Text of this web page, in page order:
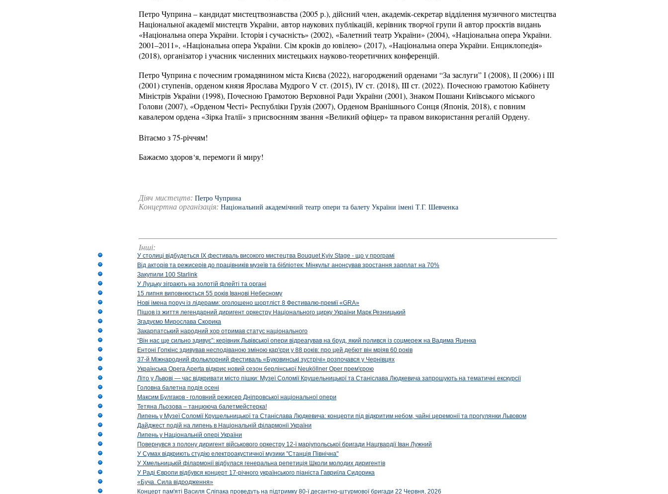
Петро Чуприна – кандидат мистецтвознавства (2005 р.), дійсний член, академік-секретар відділення музичного мистецтва
Національної академії мистецтв України, автор наукових публікацій, керівник творчої групи й автор проєктів видань
«Національна опера України. Історія і сучасність» (2002), «Балетний театр України» (2004), «Національна опера України.
2001–2011», «Національна опера України. Сім кроків до ювілею» (2017), «Національна опера України. Енциклопедія»
(2018), організатор і учасник численних мистецьких науково-теоретичних конференцій.
Петро Чуприна є почесним громадянином міста Києва (2022), нагороджений орденами “За заслуги” І (2008), ІІ (2006) і ІІІ
(2001) ступенів, орденом князя Ярослава Мудрого V ст. (2015), ІV ст. (2018), III ст. (2022). Почесною грамотою Кабінету
Міністрів України (1998), Почесною Грамотою Верховної Ради України (2001), Знаком Пошани Київського міського
Голови (2007), «Орденом Честі» Республіки Грузія (2007), Орденом Вранішнього Сонця (Японія, 2018), є повним
кавалером ордена «Зірка Італії» з присвоєнням звання «Великий офіцер» та правом використання регалій Ордену.
Вітаємо з 75-річчям!
Бажаємо здоров‘я, перемоги й миру!
Діяч мистецтв: Петро Чуприна
Концертна організація: Національний академічний театр опери та балету України імені Т.Г. Шевченка
Інші:
У столиці відбудеться IX фестиваль високого мистецтва Bouquet Kyiv Stage - що у програмі
Від акторів та режисерів до працівників музеїв та бібліотек: Мінкульт анонсував зростання зарплат на 70%
Закупили 100 Starlink
У Луцьку зіграють на золотій флейті та органі
15 липня виповнюється 55 років Іванові Небесному
Нові імена поруч із лідерами: оголошено шортліст 8 Фестивалю-премії «GRA»
Пішов із життя легендарний диригент оркестру Національного цирку України Марк Резницький
Згадуємо Мирослава Скорика
Закарпатський народний хор отримав статус національного
“Він нас ще сильно здивує”: керівник Львівської опери відреагував на бруд, який полився із соцмереж на Вадима Яценка
Ентоні Гопкінс здивував несподіваною зміною кар'єри у 88 років: про цей дебют він мріяв 60 років
37-й Міжнародний фольклорний фестиваль «Буковинські зустрічі» розпочався у Чернівцях
Українська Opera Aperta відкриє новий сезон берлінської Neuköllner Oper прем'єрою
Літо у Львові — час відкривати місто пішки: Музеї Соломії Крушельницької та Станіслава Людкевича запрошують на тематичні екскурсії
Головна балетна подія осені
Максим Булгаков - головний режисер Дніпровської національної опери
Тетяна Льозова – танцююча балетмейстерка!
Липень у Музеї Соломії Крушельницької та Станіслава Людкевича: концерти під відкритим небом, чайні церемонії та прогулянки Львовом
Дайджест подій на липень в Національній філармонії України
Липень у Національній опері України
Повернувся з полону диригент військового оркестру 12-ї маріупольської бригади Нацгвардії Іван Лужний
У Сумах відкриють студію електроакустичної музики "Станція Північна"
У Хмельницькій філармонії відбулася генеральна репетиція Школи молодих диригентів
У Раді Європи відбувся концерт 17-річного українського піаніста Гавриїла Сидорика
«Буча. Сила відродження»
Концерт пам'яті Василя Сліпака проведуть на підтримку 80-ї десантно-штурмової бригади 22 Червня, 2026